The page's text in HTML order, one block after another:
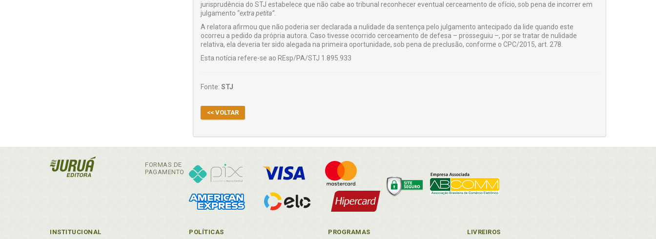
jurisprudência do STJ estabelece que não cabe ao tribunal reconhecer eventual cerceamento de ofício, sob pena de incorrer em
julgamento “extra petita”.
A relatora afirmou que não poderia ser declarada a nulidade da sentença pelo julgamento antecipado da lide quando este
ocorreu a pedido da própria autora. Caso tivesse ocorrido cerceamento de defesa – prosseguiu –, por se tratar de nulidade
relativa, ela deveria ter sido alegada na primeira oportunidade, sob pena de preclusão, conforme o CPC/2015, art. 278.
Esta notícia refere-se ao REsp/PA/STJ 1.895.933
Fonte: STJ
<< VOLTAR
FORMAS DE
PAGAMENTO
INSTITUCIONAL POLÍTICAS PROGRAMAS LIVREIROS